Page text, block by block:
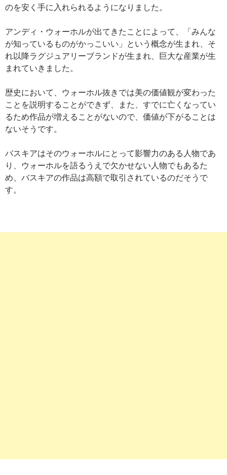
のを安く手に入れられるようになりました。
アンディ・ウォーホルが出てきたことによって、「みんな
が知っているものがかっこいい」という概念が生まれ、そ
れ以降ラグジュアリーブランドが生まれ、巨大な産業が生
まれていきました。
歴史において、ウォーホル抜きでは美の価値観が変わった
ことを説明することができず、また、すでに亡くなってい
るため作品が増えることがないので、価値が下がることは
ないそうです。
バスキアはそのウォーホルにとって影響力のある人物であ
り、ウォーホルを語るうえで欠かせない人物でもあるた
め、バスキアの作品は高額で取引されているのだそうで
す。